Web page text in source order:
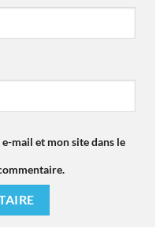
mail et mon site dans le